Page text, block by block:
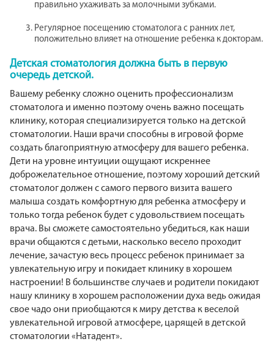
правильно ухаживать за молочными зубками.
Регулярное посещению стоматолога с ранних лет,
положительно влияет на отношение ребенка к докторам.
Детская стоматология должна быть в первую
очередь детской.
Вашему ребенку сложно оценить профессионализм
стоматолога и именно поэтому очень важно посещать
клинику, которая специализируется только на детской
стоматологии. Наши врачи способны в игровой форме
создать благоприятную атмосферу для вашего ребенка.
Дети на уровне интуиции ощущают искреннее
доброжелательное отношение, поэтому хороший детский
стоматолог должен с самого первого визита вашего
малыша создать комфортную для ребенка атмосферу и
только тогда ребенок будет с удовольствием посещать
врача. Вы сможете самостоятельно убедиться, как наши
врачи общаются с детьми, насколько весело проходит
лечение, зачастую весь процесс ребенок принимает за
увлекательную игру и покидает клинику в хорошем
настроении! В большинстве случаев и родители покидают
нашу клинику в хорошем расположении духа ведь ожидая
свое чадо они приобщаются к миру детства к веселой
увлекательной игровой атмосфере, царящей в детской
стоматологии «Натадент».